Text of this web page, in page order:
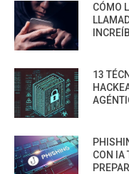
CÓMO
13
CON IA